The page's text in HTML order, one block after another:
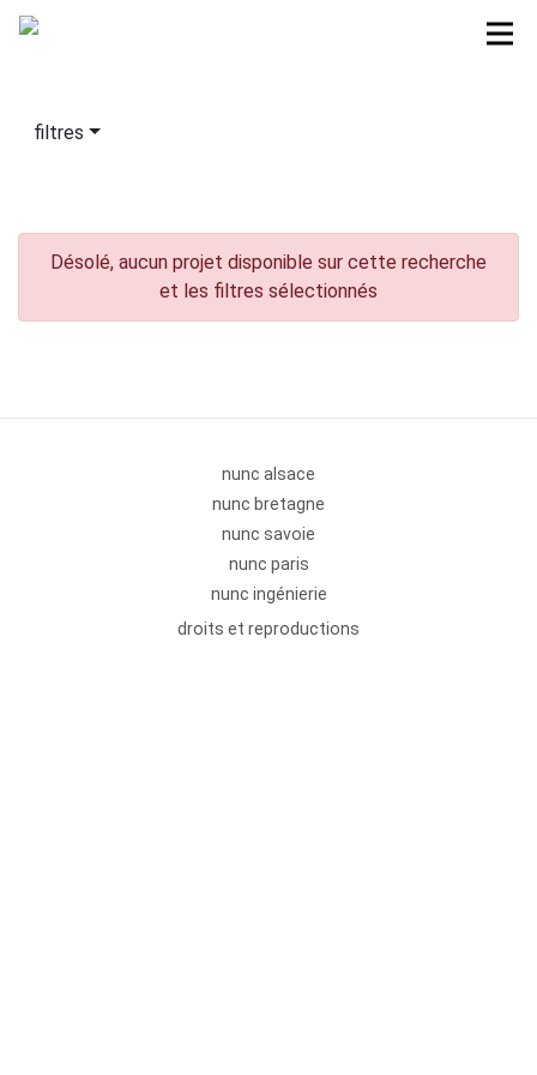
filtres
Désolé, aucun projet disponible sur cette recherche
et les filtres sélectionnés
nunc alsace
nunc bretagne
nunc savoie
nunc paris
nunc ingénierie
droits et reproductions